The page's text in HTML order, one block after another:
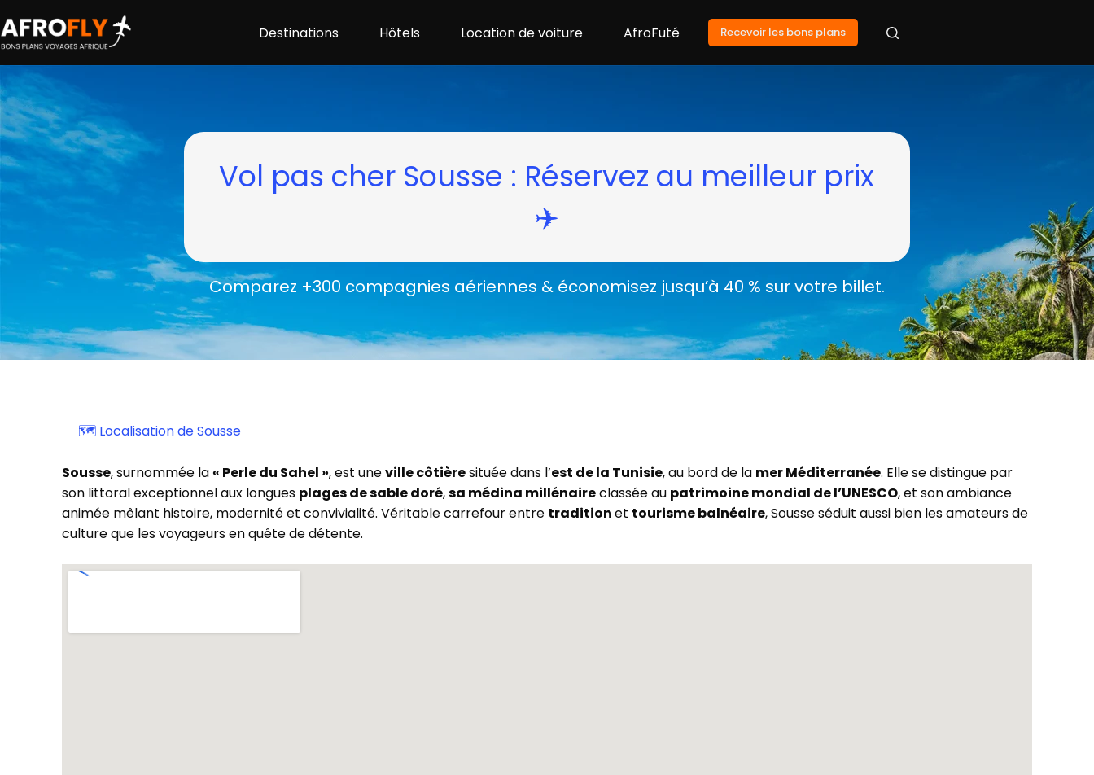
Destinations Hôtels Location de voiture AfroFuté Recevoir les bons plans
Vol pas cher Sousse : Réservez au meilleur prix
✈️
Comparez +300 compagnies aériennes & économisez jusqu’à 40 % sur votre billet.
🗺️ Localisation de Sousse
Sousse, surnommée la « Perle du Sahel », est uneville côtièresituée dans l’est de la Tunisie, au bord de la mer Méditerranée. Elle se distingue par
son littoral exceptionnel aux longues plages de sable doré,sa médina millénaireclassée au patrimoine mondial de l’UNESCO, et son ambiance
animée mêlant histoire, modernité et convivialité. Véritable carrefour entre traditionet tourisme balnéaire, Sousse séduit aussi bien les amateurs de
culture que les voyageurs en quête de détente.